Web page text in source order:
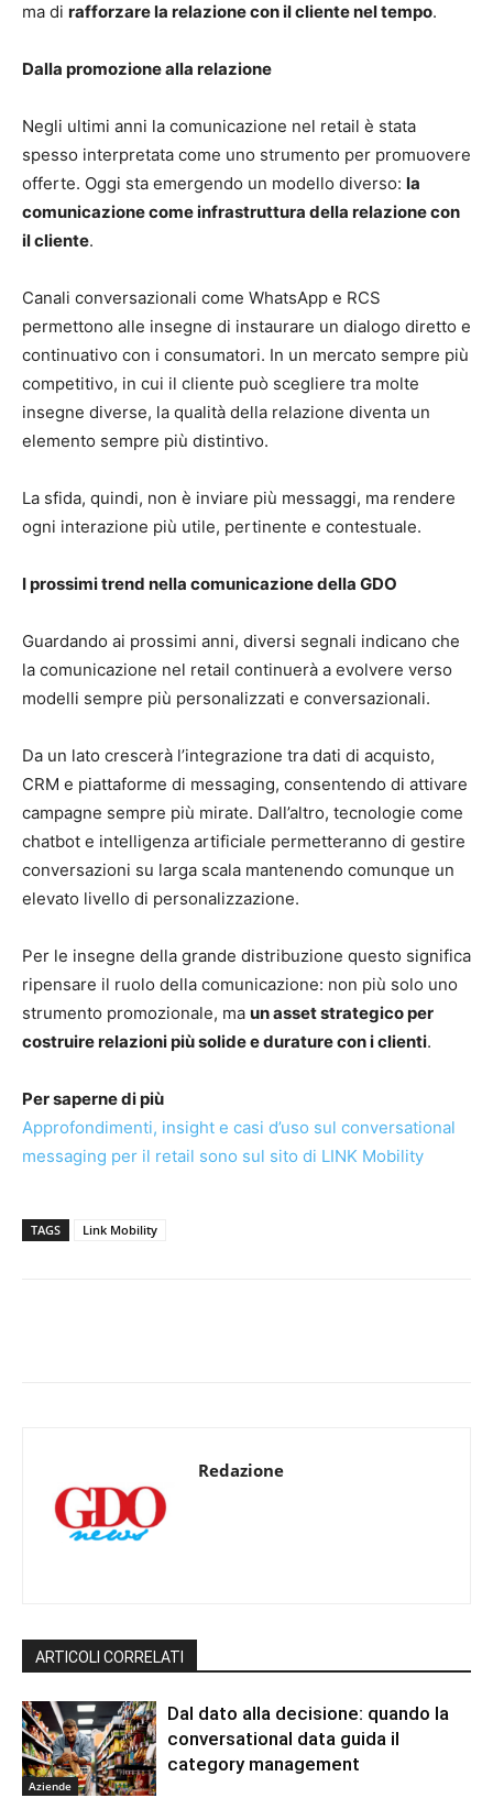
ma di rafforzare la relazione con il cliente nel tempo.
Dalla promozione alla relazione
Negli ultimi anni la comunicazione nel retail è stata
spesso interpretata come uno strumento per promuovere
offerte. Oggi sta emergendo un modello diverso: la
comunicazione come infrastruttura della relazione con
il cliente.
Canali conversazionali come WhatsApp e RCS
permettono alle insegne di instaurare un dialogo diretto e
continuativo con i consumatori. In un mercato sempre più
competitivo, in cui il cliente può scegliere tra molte
insegne diverse, la qualità della relazione diventa un
elemento sempre più distintivo.
La sfida, quindi, non è inviare più messaggi, ma rendere
ogni interazione più utile, pertinente e contestuale.
I prossimi trend nella comunicazione della GDO
Guardando ai prossimi anni, diversi segnali indicano che
la comunicazione nel retail continuerà a evolvere verso
modelli sempre più personalizzati e conversazionali.
Da un lato crescerà l’integrazione tra dati di acquisto,
CRM e piattaforme di messaging, consentendo di attivare
campagne sempre più mirate. Dall’altro, tecnologie come
chatbot e intelligenza artificiale permetteranno di gestire
conversazioni su larga scala mantenendo comunque un
elevato livello di personalizzazione.
Per le insegne della grande distribuzione questo significa
ripensare il ruolo della comunicazione: non più solo uno
strumento promozionale, ma un asset strategico per
costruire relazioni più solide e durature con i clienti.
Per saperne di più
Approfondimenti, insight e casi d’uso sul conversational
messaging per il retail sono sul sito di LINK Mobility
TAGS Link Mobility
Redazione
ARTICOLI CORRELATI
Aziende
Dal dato alla decisione: quando la
conversational data guida il
category management